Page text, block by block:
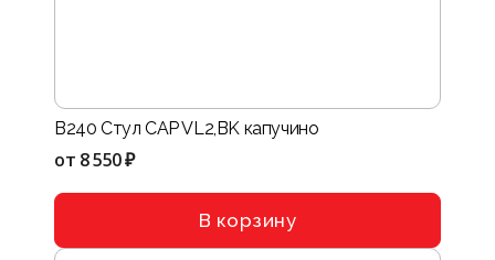
B240 Стул CAP VL2,BK капучино
от 8 550 ₽
В корзину